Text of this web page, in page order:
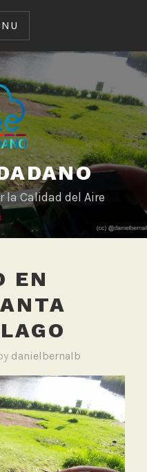
la Calidad del Aire
EN
danielbernalb